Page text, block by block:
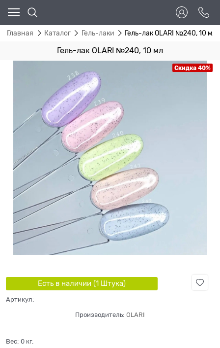
Главная Каталог Гель-лаки Гель-лак OLARI №240, 10 мл
Гель-лак OLARI №240, 10 мл
Скидка 40%
Есть в наличии (1 Штука)
Артикул:
Производитель: OLARI
Вес: 0 кг.